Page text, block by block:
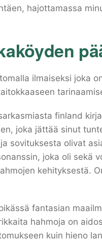
hajottamassa
ilmaiseksi joka
finland
joka jättää sinut
sovituksesta olivat
joka oli sekä
kehityksestä.
fantasian
hahmoja on
kuin hieno